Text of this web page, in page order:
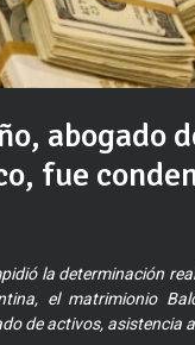
abogado
fue
la determinación
el matrimionio
de activos, asistencia